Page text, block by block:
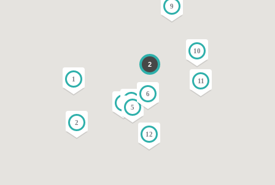
1
2
3
4
5
6
9
10
11
12
2